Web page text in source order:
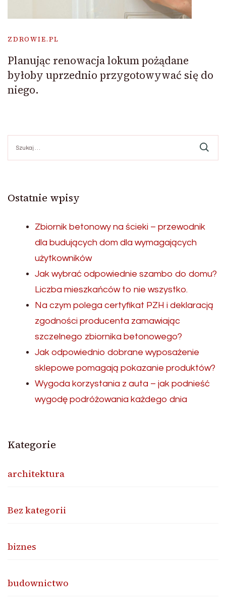
ZDROWIE.PL
Planując renowacja lokum pożądane
byłoby uprzednio przygotowywać się do
niego.
Ostatnie wpisy
Zbiornik betonowy na ścieki – przewodnik
dla budujących dom dla wymagających
użytkowników
Jak wybrać odpowiednie szambo do domu?
Liczba mieszkańców to nie wszystko.
Na czym polega certyfikat PZH i deklaracją
zgodności producenta zamawiając
szczelnego zbiornika betonowego?
Jak odpowiednio dobrane wyposażenie
sklepowe pomagają pokazanie produktów?
Wygoda korzystania z auta – jak podnieść
wygodę podróżowania każdego dnia
Kategorie
architektura
Bez kategorii
biznes
budownictwo